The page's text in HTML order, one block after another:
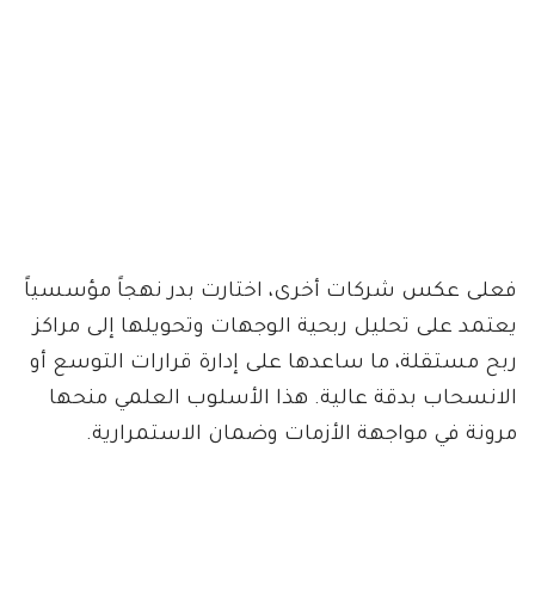
فعلى عكس شركات أخرى، اختارت بدر نهجاً مؤسسياً
يعتمد على تحليل ربحية الوجهات وتحويلها إلى مراكز
ربح مستقلة، ما ساعدها على إدارة قرارات التوسع أو
الانسحاب بدقة عالية. هذا الأسلوب العلمي منحها
مرونة في مواجهة الأزمات وضمان الاستمرارية.